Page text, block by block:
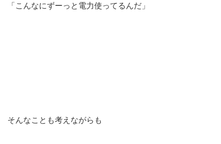
「こんなにずーっと電力使ってるんだ」
そんなことも考えながらも